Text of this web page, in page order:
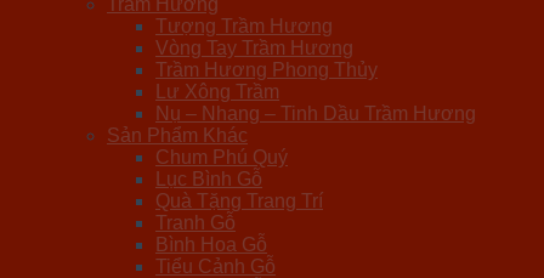
Tượng Trầm Hương
Vòng Tay Trầm Hương
Trầm Hương Phong Thủy
Lư Xông Trầm
Nụ – Nhang – Tinh Dầu Trầm Hương
Sản Phẩm Khác
Chum Phú Quý
Lục Bình Gỗ
Quà Tặng Trang Trí
Tranh Gỗ
Bình Hoa Gỗ
Tiểu Cảnh Gỗ